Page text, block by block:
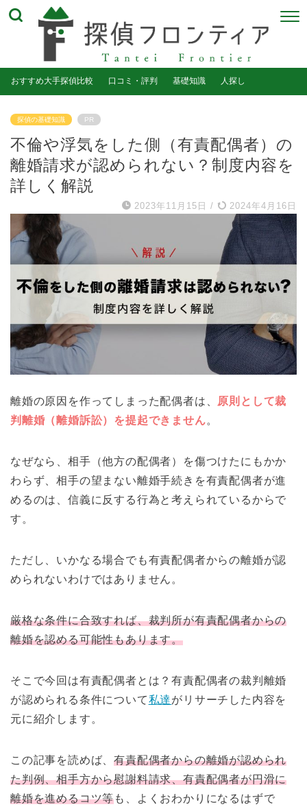
おすすめ大手探偵比較 口コミ・評判 基礎知識 人探し
探偵の基礎知識 PR
不倫や浮気をした側（有責配偶者）の
離婚請求が認められない？制度内容を
詳しく解説
2023年11月15日 / 2024年4月16日
離婚の原因を作ってしまった配偶者は、 原則として裁
判離婚（離婚訴訟）を提起できません。
なぜなら、相手（他方の配偶者）を傷つけたにもかか
わらず、相手の望まない離婚手続きを有責配偶者が進
めるのは、信義に反する行為と考えられているからで
す。
ただし、いかなる場合でも有責配偶者からの離婚が認
められないわけではありません。
厳格な条件に合致すれば、裁判所が有責配偶者からの
離婚を認める可能性もあります。
そこで今回は有責配偶者とは？有責配偶者の裁判離婚
が認められる条件について私達がリサーチした内容を
元に紹介します。
この記事を読めば、有責配偶者からの離婚が認められ
た判例、相手方から慰謝料請求、有責配偶者が円滑に
離婚を進めるコツ等も、よくおわかりになるはずで